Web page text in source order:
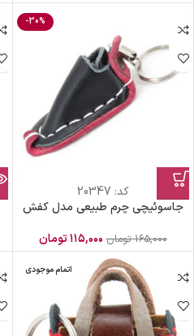
-30%
کد: 20347
جاسوئیچی چرم طبیعی مدل کفش
۱۶۵,۰۰۰ تومان ۱۱۵,۰۰۰تومان
اتمام موجودی